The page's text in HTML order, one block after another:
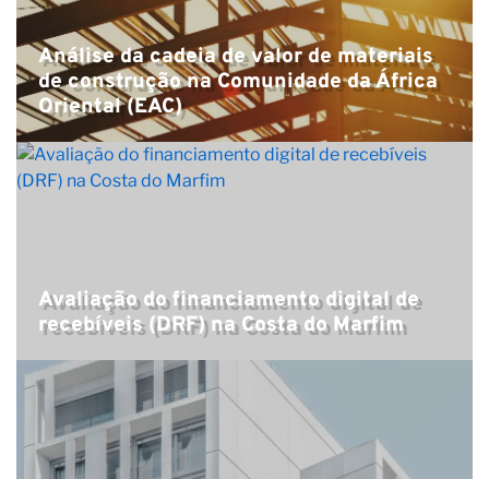
Análise da cadeia de valor de materiais
de construção na Comunidade da África
Oriental (EAC)
Avaliação do financiamento digital de
recebíveis (DRF) na Costa do Marfim